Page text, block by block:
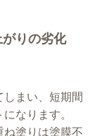
りの劣化
まい、短期間
なります。
ね塗りは塗膜不